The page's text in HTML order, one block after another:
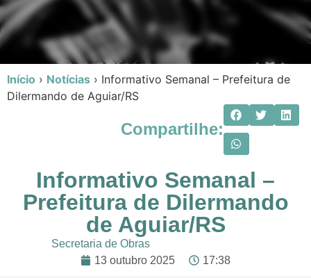
Início › Notícias › Informativo Semanal – Prefeitura de
Dilermando de Aguiar/RS
Compartilhe:
Informativo Semanal –
Prefeitura de Dilermando
de Aguiar/RS
Secretaria de Obras
13 outubro 2025
17:38